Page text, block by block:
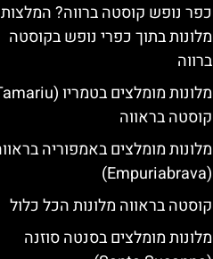
כפר נופש קוסטה ברווה?
מלונות בתוך כפרי נופש בקוסטה
ברווה
קוסטה בראווה
מלונות מומלצים באמפוריה
(Empuriabrava)
קוסטה בראווה מלונות הכל כלול
מלונות מומלצים בסנטה סוזנה